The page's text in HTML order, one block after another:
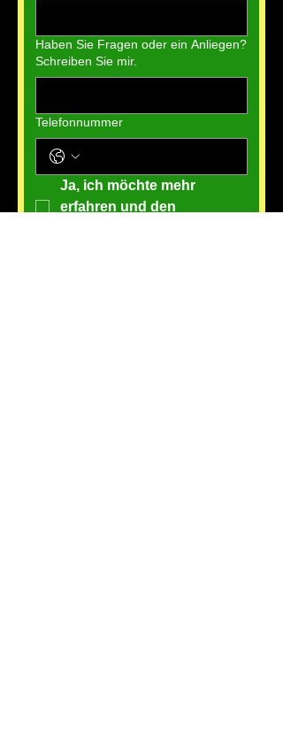
Haben Sie Fragen oder ein Anliegen?
Schreiben Sie mir.
Telefonnummer
Ja, ich möchte mehr
erfahren und den